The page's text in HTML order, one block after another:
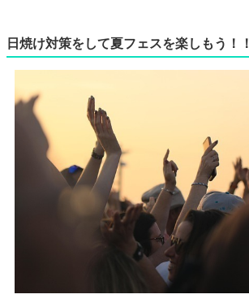
日焼け対策をして夏フェスを楽しもう！！